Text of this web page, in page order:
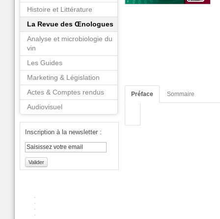
Préface Sommaire
Histoire et Littérature
La Revue des Œnologues
Analyse et microbiologie du
vin
Les Guides
Marketing & Législation
Actes & Comptes rendus
Audiovisuel
Inscription à la newsletter :
Valider